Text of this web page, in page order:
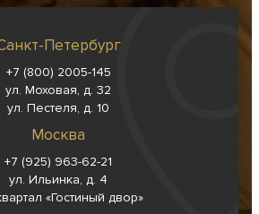
Петербург
+7 (800) 2005-145
ул. Моховая, д. 32
ул. Пестеля, д. 10
Москва
+7 (925) 963-62-21
ул. Ильинка, д. 4
«Гостиный двор»